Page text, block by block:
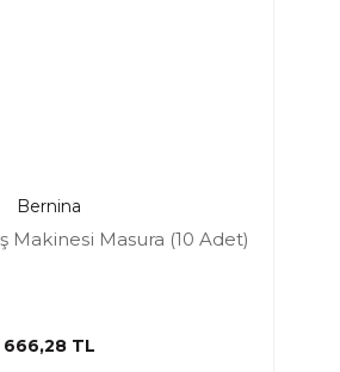
Bernina
Makinesi Masura (10 Adet)
666,28 TL